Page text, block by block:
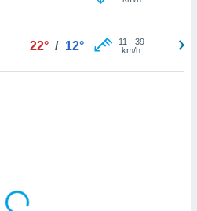
22° / 12° 11 - 39
km/h